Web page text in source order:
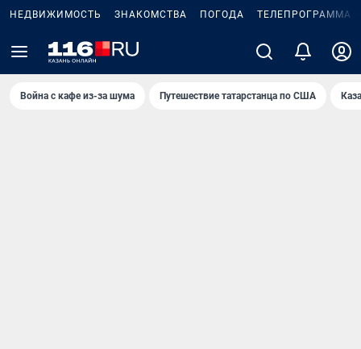
НЕДВИЖИМОСТЬ ЗНАКОМСТВА ПОГОДА ТЕЛЕПРОГРАММА
Война с кафе из-за шума Путешествие татарстанца по США